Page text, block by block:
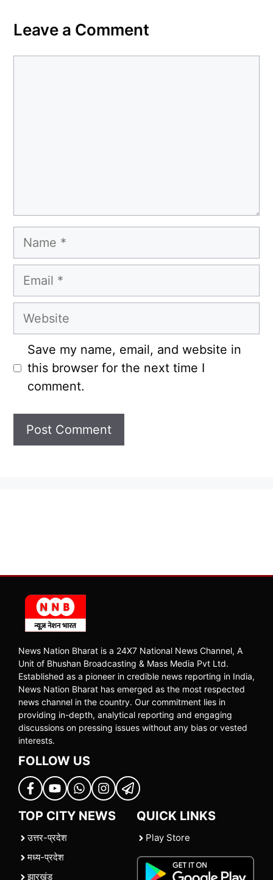
Leave a Comment
Name
Email
Website
Save my name, email, and website in
this browser for the next time I
comment.
News Nation Bharat is a 24X7 National News Channel, A
Unit of Bhushan Broadcasting & Mass Media Pvt Ltd.
Established as a pioneer in credible news reporting in India,
News Nation Bharat has emerged as the most respected
news channel in the country. Our commitment lies in
providing in-depth, analytical reporting and engaging
discussions on pressing issues without any bias or vested
interests.
FOLLOW US
TOP CITY NEWS
उत्तर-प्रदेश
मध्य-प्रदेश
झारखंड
QUICK LINKS
Play Store